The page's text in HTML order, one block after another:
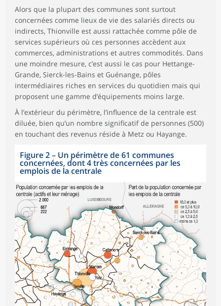
Alors que la plupart des communes sont surtout
concernées comme lieux de vie des salariés directs ou
indirects, Thionville est aussi rattachée comme pôle de
services supérieurs où ces personnes accèdent aux
commerces, administrations et autres commodités. Dans
une moindre mesure, c’est aussi le cas pour Hettange-
Grande, Sierck-les-Bains et Guénange, pôles
intermédiaires riches en services du quotidien mais qui
proposent une gamme d’équipements moins large.
À l’extérieur du périmètre, l’influence de la centrale est
diluée, bien qu’un nombre significatif de personnes (500)
en touchant des revenus réside à Metz ou Hayange.
Figure 2– Un périmètre de 61 communes
concernées, dont 4 très concernées par les
emplois de la centrale